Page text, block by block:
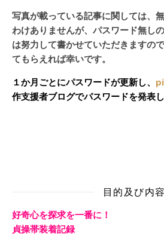
写真が載っている記事に関しては、
わけありませんが、パスワード無し
は努力して書かせていただきますの
てもらえれば幸いです。
１か月ごとにパスワードが更新し、
作支援者ブログでパスワードを発表し
目的及び内容
好奇心を探求を一番に！
貞操帯装着記録